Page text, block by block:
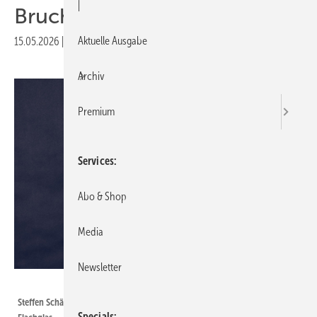
Bruchrisiko von Isolierglas?
15.05.2026 Druckvorschau
Steffen Schäfer, Referent für Normung und Technik beim Bundesverband
Aktuelle Ausgabe
Archiv
Premium
Services
Abo & Shop
Media
Newsletter